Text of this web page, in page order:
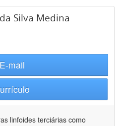
Silva Medina
E-mail
linfoides terciárias como